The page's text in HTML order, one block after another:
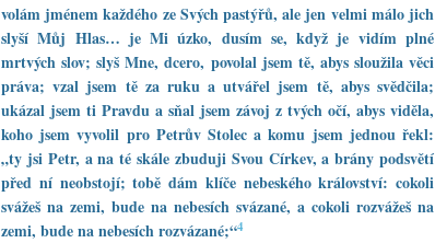
volám jménem každého ze Svých pastýřů, ale jen velmi málo jich
slyší Můj Hlas… je Mi úzko, dusím se, když je vidím plné
mrtvých slov; slyš Mne, dcero, povolal jsem tě, abys sloužila věci
práva; vzal jsem tě za ruku a utvářel jsem tě, abys svědčila;
ukázal jsem ti Pravdu a sňal jsem závoj z tvých očí, abys viděla,
koho jsem vyvolil pro Petrův Stolec a komu jsem jednou řekl:
„ty jsi Petr, a na té skále zbuduji Svou Církev, a brány podsvětí
před ní neobstojí; tobě dám klíče nebeského království: cokoli
svážeš na zemi, bude na nebesích svázané, a cokoli rozvážeš na
zemi, bude na nebesích rozvázané;“4